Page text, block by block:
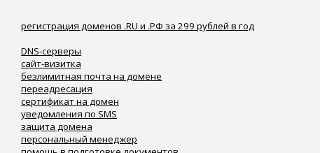
регистрация доменов .RU и .РФ за 299 рублей в год
DNS-серверы
сайт-визитка
безлимитная почта на домене
переадресация
сертификат на домен
уведомления по SMS
защита домена
персональный менеджер